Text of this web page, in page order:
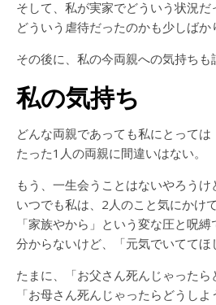
そして、私が実家でどういう状況だ
どういう虐待だったのかも少しばか
その後に、私の今両親への気持ちも
私の気持ち
どんな両親であっても私にとっては
たった1人の両親に間違いはない。
もう、一生会うことはないやろうけ
いつでも私は、2人のこと気にかけ
「家族やから」という変な圧と呪
分からないけど、「元気でいててほ
たまに、「お父さん死んじゃったら
「お母さん死んじゃったらどうし